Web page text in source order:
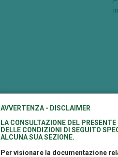
AVVERTENZA - DISCLAIMER
LA CONSULTAZIONE DEL
DELLE CONDIZIONI DI SEGUITO
ALCUNA SUA SEZIONE.
Per visionare la documentazione